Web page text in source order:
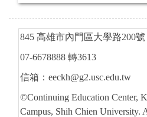
845 高雄市內門區大學路200號
07-6678888 轉3613
信箱：eeckh@g2.usc.edu.tw
©Continuing Education Center,
Campus, Shih Chien University.